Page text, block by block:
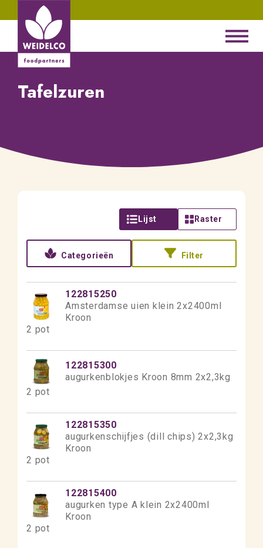
Tafelzuren
Lijst Raster
Categorieën Filter
122815250
Amsterdamse uien klein 2x2400ml
Kroon
2 pot
122815300
augurkenblokjes Kroon 8mm 2x2,3kg
2 pot
122815350
augurkenschijfjes (dill chips) 2x2,3kg
Kroon
2 pot
122815400
augurken type A klein 2x2400ml
Kroon
2 pot